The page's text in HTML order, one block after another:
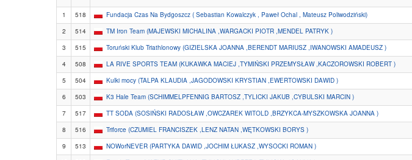
1 518 Fundacja Czas Na Bydgoszcz ( Sebastian Kowalczyk , Paweł Ochal , Mateusz Poliwodziński)
2
514 TM Iron Team (MAJEWSKI MICHALINA ,WARGACKI PIOTR ,MENDEL PATRYK )
3
515 Toruński Klub Triathlonowy (GIZIELSKA JOANNA ,BERENDT MARIUSZ ,IWANOWSKI AMADEUSZ )
4
508 LA RIVE SPORTS TEAM (KUKAWKA MACIEJ ,TYMIŃSKI PRZEMYSŁAW ,KACZOROWSKI ROBERT )
5
504 Kulki mocy (TALPA KLAUDIA ,JAGODOWSKI KRYSTIAN ,EWERTOWSKI DAWID )
6
503 K3 Hale Team (SCHIMMELPFENNIG BARTOSZ ,TYLICKI JAKUB ,CYBULSKI MARCIN )
7
517 TT SODA (SOSIŃSKI RADOSŁAW ,OWCZAREK WITOLD ,BRZYKCA-MYSZKOWSKA JOANNA )
8
516 Triforce (CZUMIEL FRANCISZEK ,LENZ NATAN ,WĘTKOWSKI BORYS )
9
513 NOWorNEVER (PARTYKA DAWID ,JOCHIM ŁUKASZ ,WYSOCKI ROMAN )